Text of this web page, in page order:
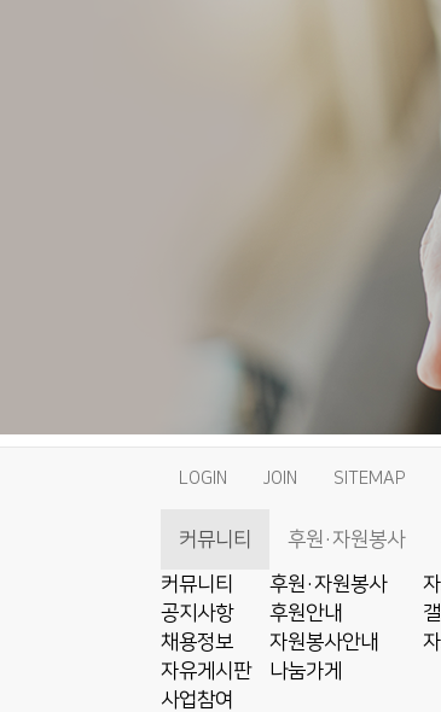
LOGIN JOIN SITEMAP
커뮤니티
커뮤니티
공지사항
채용정보
자유게시판
사업참여
후원·자원봉사
후원·자원봉사
후원안내
자원봉사안내
나눔가게